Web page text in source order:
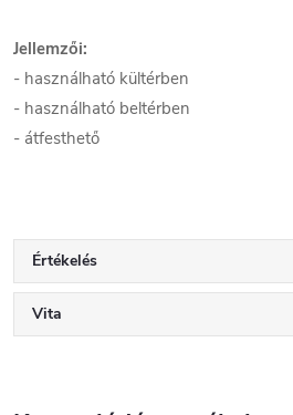
Jellemzői:
- használható kültérben
- használható beltérben
- átfesthető
Értékelés
Vita